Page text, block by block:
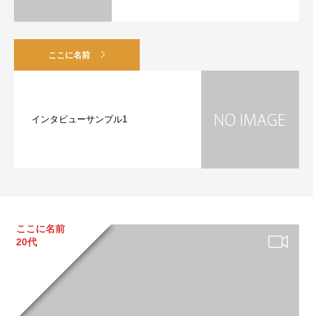
ここに名前
インタビューサンプル1
ここに名前
20代